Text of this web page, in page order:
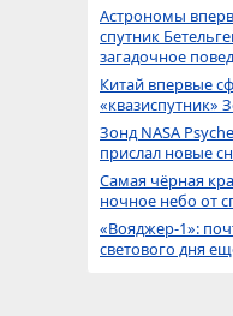
Астрономы
спутник
загадочное
Китай впервые
«квазиспутник»
Зонд NASA
прислал новые
Самая чёрная
ночное небо от
«Вояджер-1»:
светового дня